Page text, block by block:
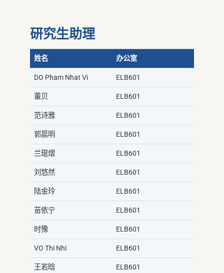
研究生助理
姓名 办公室
DO Pham Nhat Vi ELB601
董贝 ELB601
范诗雅 ELB601
郭晨明 ELB601
兰琨熠 ELB601
刘悠然 ELB601
陆金玲 ELB601
苗依宁 ELB601
时豫 ELB601
VO Thi Nhi ELB601
王若晗 ELB601